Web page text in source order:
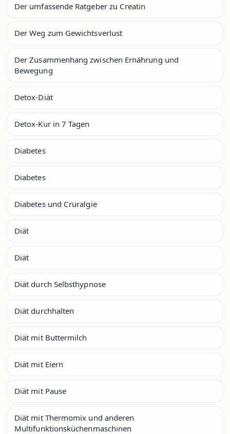
Der umfassende Ratgeber zu Creatin
Der Weg zum Gewichtsverlust
Der Zusammenhang zwischen Ernährung und
Bewegung
Detox-Diät
Detox-Kur in 7 Tagen
Diabetes
Diabetes
Diabetes und Cruralgie
Diät
Diät
Diät durch Selbsthypnose
Diät durchhalten
Diät mit Buttermilch
Diät mit Eiern
Diät mit Pause
Diät mit Thermomix und anderen
Multifunktionsküchenmaschinen